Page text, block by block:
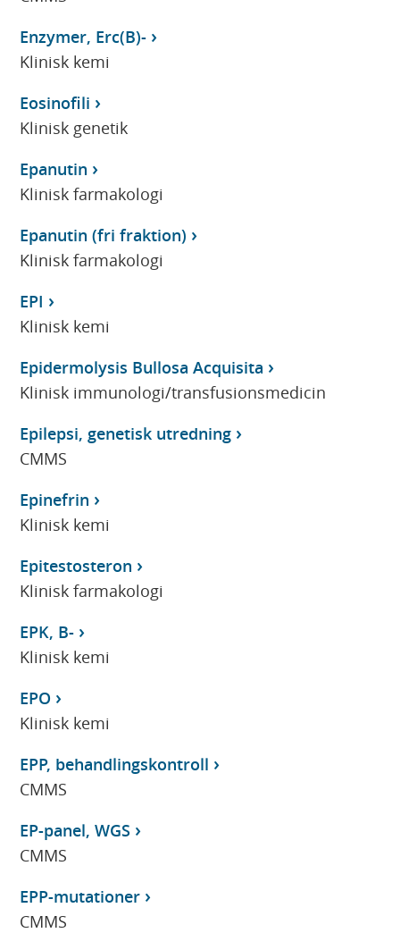
Enzymer, Erc(B)-
Klinisk kemi
Eosinofili
Klinisk genetik
Epanutin
Klinisk farmakologi
Epanutin (fri fraktion)
Klinisk farmakologi
EPI
Klinisk kemi
Epidermolysis Bullosa Acquisita
Klinisk immunologi/transfusionsmedicin
Epilepsi, genetisk utredning
CMMS
Epinefrin
Klinisk kemi
Epitestosteron
Klinisk farmakologi
EPK, B-
Klinisk kemi
EPO
Klinisk kemi
EPP, behandlingskontroll
CMMS
EP-panel, WGS
CMMS
EPP-mutationer
CMMS